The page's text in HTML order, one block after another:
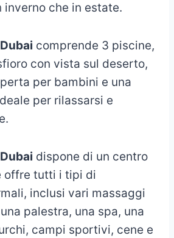
inverno che in estate.
comprende 3 piscine,
con vista sul deserto,
per bambini e una
per rilassarsi e
dispone di un centro
offre tutti i tipi di
inclusi vari massaggi
palestra, una spa, una
campi sportivi, cene e